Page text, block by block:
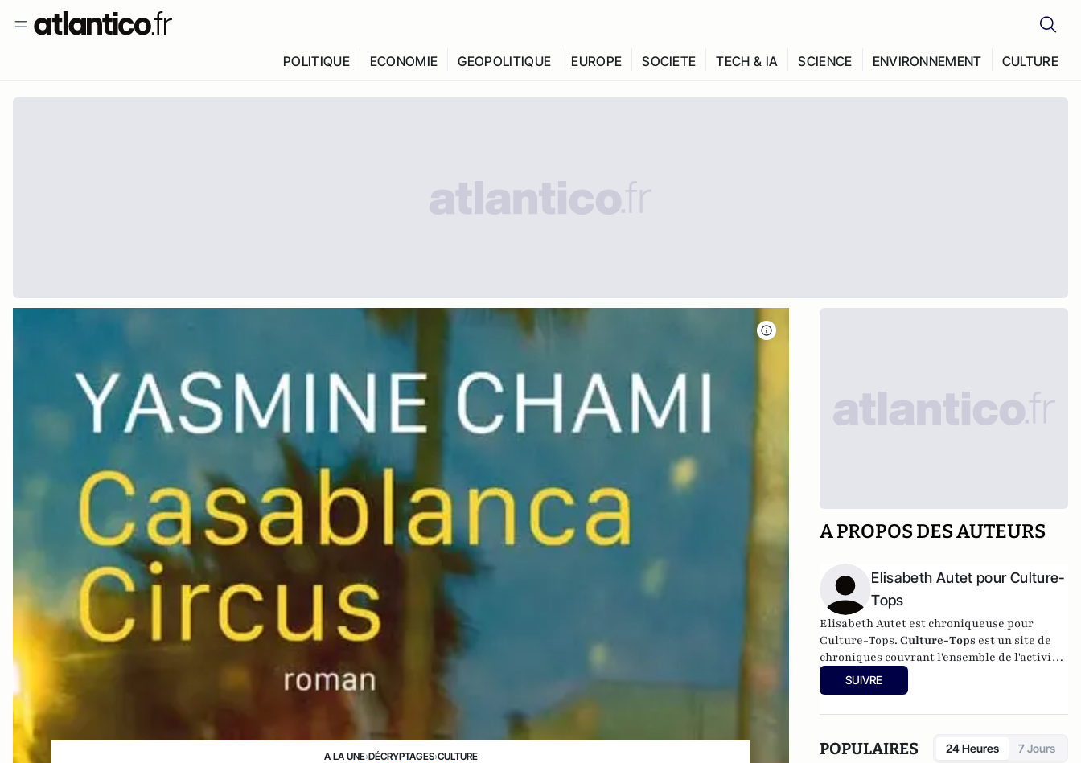
POLITIQUE ECONOMIE GEOPOLITIQUE EUROPE SOCIETE TECH & IA SCIENCE ENVIRONNEMENT CULTURE
A LA UNE›DÉCRYPTAGES›CULTURE
A PROPOS DES AUTEURS
Elisabeth Autet pour Culture-
Tops
Elisabeth Autet est chroniqueuse pour
Culture-Tops.Culture-Tops est un site de
chroniques couvrant l'ensemble de l'activité
culturelle (théâtre, One Man Shows, opéras,
ballets, spectacles divers, cinéma, expos,
SUIVRE
POPULAIRES 24 Heures 7 Jours